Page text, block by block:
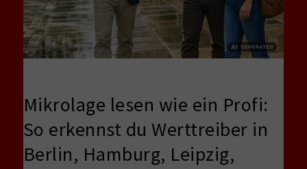
Mikrolage lesen wie ein Profi:
So erkennst du Werttreiber in
Berlin, Hamburg, Leipzig,